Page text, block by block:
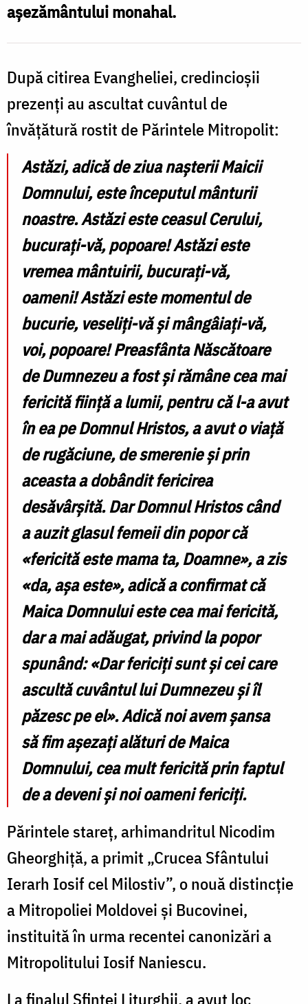
așezământului monahal.
După citirea Evangheliei, credincioșii
prezenți au ascultat cuvântul de
învățătură rostit de Părintele Mitropolit:
Astăzi, adică de ziua nașterii Maicii
Domnului, este începutul mânturii
noastre. Astăzi este ceasul Cerului,
bucurați-vă, popoare! Astăzi este
vremea mântuirii, bucurați-vă,
oameni! Astăzi este momentul de
bucurie, veseliți-vă și mângâiați-vă,
voi, popoare! Preasfânta Născătoare
de Dumnezeu a fost și rămâne cea mai
fericită ființă a lumii, pentru că l-a avut
în ea pe Domnul Hristos, a avut o viață
de rugăciune, de smerenie și prin
aceasta a dobândit fericirea
desăvârșită. Dar Domnul Hristos când
a auzit glasul femeii din popor că
«fericită este mama ta, Doamne», a zis
«da, așa este», adică a confirmat că
Maica Domnului este cea mai fericită,
dar a mai adăugat, privind la popor
spunând: «Dar fericiți sunt și cei care
ascultă cuvântul lui Dumnezeu și îl
păzesc pe el». Adică noi avem șansa
să fim așezați alături de Maica
Domnului, cea mult fericită prin faptul
de a deveni și noi oameni fericiți.
Părintele stareț, arhimandritul Nicodim
Gheorghiță, a primit „Crucea Sfântului
Ierarh Iosif cel Milostiv”, o nouă distincție
a Mitropoliei Moldovei și Bucovinei,
instituită în urma recentei canonizări a
Mitropolitului Iosif Naniescu.
La finalul Sfintei Liturghii, a avut loc